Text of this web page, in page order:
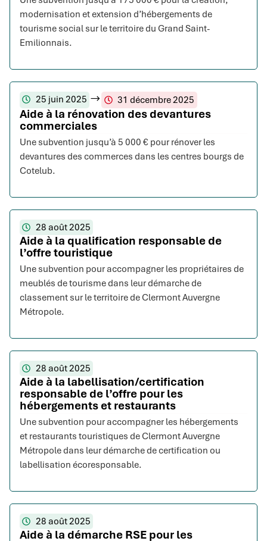
modernisation et extension d’hébergements de
tourisme social sur le territoire du Grand Saint-
Emilionnais.
25 juin 2025 31 décembre 2025
Aide à la rénovation des devantures
commerciales
Une subvention jusqu’à 5 000 € pour rénover les
devantures des commerces dans les centres bourgs de
Cotelub.
28 août 2025
Aide à la qualification responsable de
l’offre touristique
Une subvention pour accompagner les propriétaires de
meublés de tourisme dans leur démarche de
classement sur le territoire de Clermont Auvergne
Métropole.
28 août 2025
Aide à la labellisation/certification
responsable de l’offre pour les
hébergements et restaurants
Une subvention pour accompagner les hébergements
et restaurants touristiques de Clermont Auvergne
Métropole dans leur démarche de certification ou
labellisation écoresponsable.
28 août 2025
Aide à la démarche RSE pour les